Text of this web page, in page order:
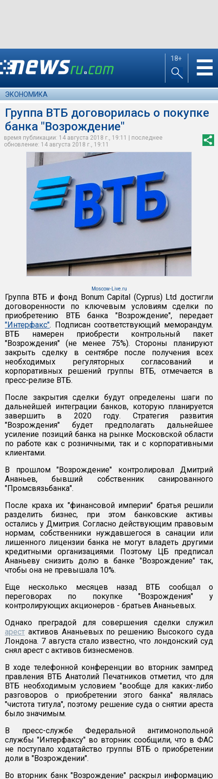
18+ ☰
ЭКОНОМИКА
Группа ВТБ договорилась о покупке
банка "Возрождение"
время публикации: 14 августа 2018 г., 19:11 | последнее
обновление: 14 августа 2018 г., 19:11
Moscow-Live.ru
Группа ВТБ и фонд Bonum Capital (Cyprus) Ltd достигли
договоренности по ключевым условиям сделки по
приобретению ВТБ банка "Возрождение", передает
"Интерфакс". Подписан соответствующий меморандум.
ВТБ намерен приобрести контрольный пакет
"Возрождения" (не менее 75%). Стороны планируют
закрыть сделку в сентябре после получения всех
необходимых регуляторных согласований и
корпоративных решений группы ВТБ, отмечается в
пресс-релизе ВТБ.
После закрытия сделки будут определены шаги по
дальнейшей интеграции банков, которую планируется
завершить в 2020 году. Стратегия развития
"Возрождения" будет предполагать дальнейшее
усиление позиций банка на рынке Московской области
по работе как с розничными, так и с корпоративными
клиентами.
В прошлом "Возрождение" контролировал Дмитрий
Ананьев, бывший собственник санированного
"Промсвязьбанка".
После краха их "финансовой империи" братья решили
разделить бизнес, при этом банковские активы
остались у Дмитрия. Согласно действующим правовым
нормам, собственники нуждавшегося в санации или
лишенного лицензии банка не могут владеть другими
кредитными организациями. Поэтому ЦБ предписал
Ананьеву снизить долю в банке "Возрождение" так,
чтобы она не превышала 10%.
Еще несколько месяцев назад ВТБ сообщал о
переговорах по покупке "Возрождения" у
контролирующих акционеров - братьев Ананьевых.
Однако преградой для совершения сделки служил
арест активов Ананьевых по решению Высокого суда
Лондона. 7 августа стало известно, что лондонский суд
снял арест с активов бизнесменов.
В ходе телефонной конференции во вторник зампред
правления ВТБ Анатолий Печатников отметил, что для
ВТБ необходимым условием "вообще для каких-либо
разговоров о приобретении этого банка" являлась
"чистота титула", поэтому решение суда о снятии ареста
было значимым.
В пресс-службе Федеральной антимонопольной
службы "Интерфаксу" во вторник сообщили, что в ФАС
не поступало ходатайство группы ВТБ о приобретении
доли в "Возрождении".
Во вторник банк "Возрождение" раскрыл информацию